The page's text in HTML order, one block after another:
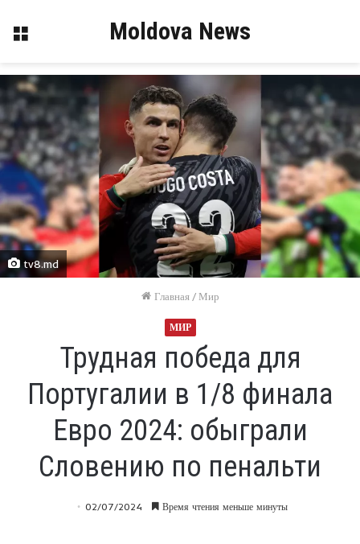
Меню Moldova News
tv8.md
Главная / Мир
МИР
Трудная победа для
Португалии в 1/8 финала
Евро 2024: обыграли
Словению по пенальти
02/07/2024 Время чтения меньше минуты